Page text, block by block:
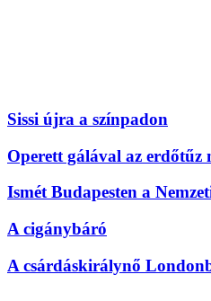
Sissi újra a színpadon
Operett gálával az erdőtűz
Ismét Budapesten a
A cigánybáró
A csárdáskirálynő